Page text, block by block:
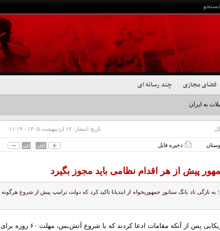
فضای مجازی چند رسانه ای
به ایران شد+فیلم
تاریخ انتشار: ۱۲ ارديبهشت ۱۴۰۵ - ۱۱:۱۹
ذخیره فایل
پیش از هر اقدام نظامی باید مجوز بگیرد
تازگی تاد یانگ سناتور جمهوریخواه از ایندیانا تاکید کرد که دولت ترامپ پیش از شروع هرگونه
: تارنمای هیل نوشت: این اظهارات سناتور آمریکایی پس از آنکه مقامات ادعا کردند که با شروع آتش‌بس، مهلت ۶۰ روزه برای